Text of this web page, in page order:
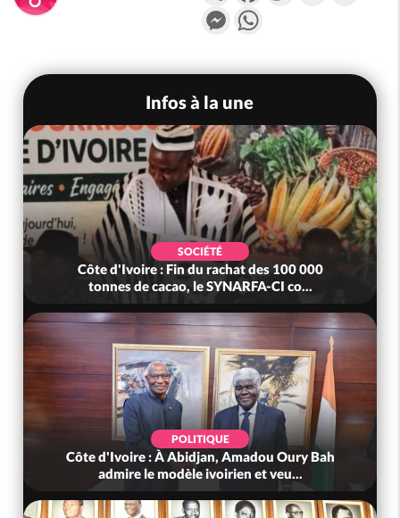
Messenger
Infos à la une
SOCIÉTÉ
Côte d'Ivoire : Fin du rachat des 100 000
tonnes de cacao, le SYNARFA-CI co...
POLITIQUE
Côte d'Ivoire : À Abidjan, Amadou Oury Bah
admire le modèle ivoirien et veu...